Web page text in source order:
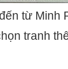
từ Minh
tranh